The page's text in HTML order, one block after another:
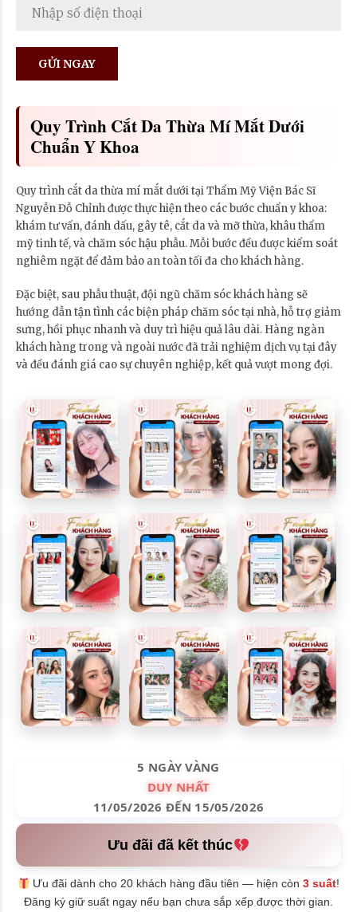
Quy Trình Cắt Da Thừa Mí Mắt Dưới
Chuẩn Y Khoa
Quy trình cắt da thừa mí mắt dưới tại Thẩm Mỹ Viện Bác Sĩ
Nguyễn Đỗ Chỉnh được thực hiện theo các bước chuẩn y khoa:
khám tư vấn, đánh dấu, gây tê, cắt da và mỡ thừa, khâu thẩm
mỹ tinh tế, và chăm sóc hậu phẫu. Mỗi bước đều được kiểm soát
nghiêm ngặt để đảm bảo an toàn tối đa cho khách hàng.
Đặc biệt, sau phẫu thuật, đội ngũ chăm sóc khách hàng sẽ
hướng dẫn tận tình các biện pháp chăm sóc tại nhà, hỗ trợ giảm
sưng, hồi phục nhanh và duy trì hiệu quả lâu dài. Hàng ngàn
khách hàng trong và ngoài nước đã trải nghiệm dịch vụ tại đây
và đều đánh giá cao sự chuyên nghiệp, kết quả vượt mong đợi.
5 NGÀY VÀNG
DUY NHẤT
11/05/2026 ĐẾN 15/05/2026
Ưu đãi đã kết thúc
Ưu đãi dành cho 20 khách hàng đầu tiên — hiện còn3 suất!
Đăng ký giữ suất ngay nếu bạn chưa sắp xếp được thời gian.